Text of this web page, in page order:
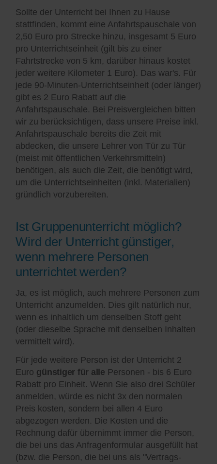
Sollte der Unterricht bei Ihnen zu Hause
stattfinden, kommt eine Anfahrtspauschale von
2,50 Euro pro Strecke hinzu, insgesamt 5 Euro
pro Unterrichtseinheit (gilt bis zu einer
Fahrtstrecke von 5 km, darüber hinaus kostet
jeder weitere Kilometer 1 Euro). Das war's. Für
jede 90-Minuten-Unterrichtseinheit (oder länger)
gibt es 2 Euro Rabatt auf die
Anfahrtspauschale. Bei Preisvergleichen bitten
wir zu berücksichtigen, dass unsere Preise inkl.
Anfahrtspauschale bereits die Zeit mit
abdecken, die unsere Lehrer von Tür zu Tür
(meist mit öffentlichen Verkehrsmitteln)
benötigen, als auch die Zeit, die benötigt wird,
um die Unterrichtseinheiten (inkl. Materialien)
gründlich vorzubereiten.
Ist Gruppenunterricht möglich?
Wird der Unterricht günstiger,
wenn mehrere Personen
unterrichtet werden?
Ja, es ist möglich, auch mehrere Personen zum
Unterricht anzumelden. Dies gilt natürlich nur,
wenn es inhaltlich um denselben Stoff geht
(oder dieselbe Sprache mit denselben Inhalten
vermittelt wird).
Für jede weitere Person ist der Unterricht 2
Euro günstiger für alle Personen - bis 6 Euro
Rabatt pro Einheit. Wenn Sie also drei Schüler
anmelden, würde es nicht 3x den normalen
Preis kosten, sondern bei allen 4 Euro
abgezogen werden. Die Kosten und die
Rechnung dafür übernimmt immer die Person,
die bei uns das Anfragenformular ausgefüllt hat
(bzw. die Person, die bei uns als "Vertrags-